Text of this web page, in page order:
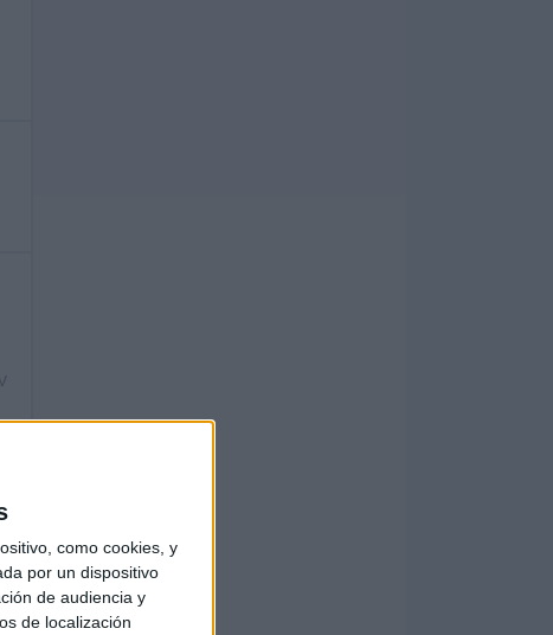
como cookies, y
por un dispositivo
de audiencia y
de localización